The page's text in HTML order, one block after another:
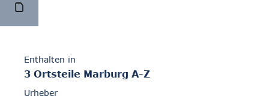
Enthalten in
3 Ortsteile Marburg A-Z
Urheber